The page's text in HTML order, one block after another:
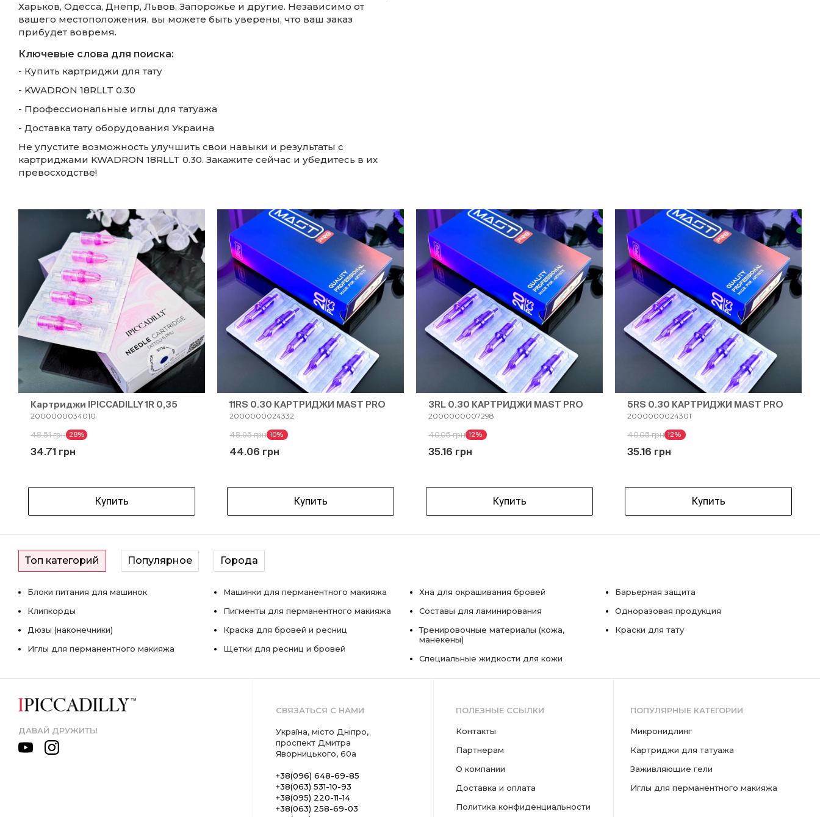
Харьков, Одесса, Днепр, Львов, Запорожье и другие. Независимо от
вашего местоположения, вы можете быть уверены, что ваш заказ
прибудет вовремя.
Ключевые слова для поиска:
- Купить картриджи для тату
- KWADRON 18RLLT 0.30
- Профессиональные иглы для татуажа
- Доставка тату оборудования Украина
Не упустите возможность улучшить свои навыки и результаты с
картриджами KWADRON 18RLLT 0.30. Закажите сейчас и убедитесь в их
превосходстве!
Картриджи IPICCADILLY 1R 0,35
2000000034010
48.51 грн 28%
34.71 грн
Купить
11RS 0.30 КАРТРИДЖИ MAST PRO
2000000024332
48.95 грн 10%
44.06 грн
Купить
3RL 0.30 КАРТРИДЖИ MAST PRO
2000000007298
40.05 грн 12%
35.16 грн
Купить
5RS 0.30 КАРТРИДЖИ MAST PRO
2000000024301
40.05 грн 12%
35.16 грн
Купить
Топ категорий Популярное Города
Блоки питания для машинок
Клипкорды
Дюзы (наконечники)
Иглы для перманентного макияжа
Машинки для перманентного макияжа
Пигменты для перманентного макияжа
Краска для бровей и ресниц
Щетки для ресниц и бровей
Хна для окрашивания бровей
Составы для ламинирования
Тренировочные материалы (кожа,
манекены)
Специальные жидкости для кожи
Барьерная защита
Одноразовая продукция
Краски для тату
ДАВАЙ ДРУЖИТЬ!
СВЯЗАТЬСЯ С НАМИ
Україна, місто Дніпро,
проспект Дмитра
Яворницького, 60а
+38(096) 648-69-85
+38(063) 531-10-93
+38(095) 220-11-14
+38(063) 258-69-03
ПОЛЕЗНЫЕ ССЫЛКИ
Контакты
Партнерам
О компании
Доставка и оплата
Политика конфиденциальности
ПОПУЛЯРНЫЕ КАТЕГОРИИ
микронидлинг
картриджи для татуажа
заживляющие гели
иглы для перманентного макияжа